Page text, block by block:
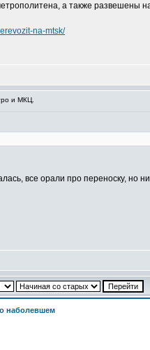
а также развешены
na-mtsk/
и МКЦ.
все орали про переноску, но
наболевшем